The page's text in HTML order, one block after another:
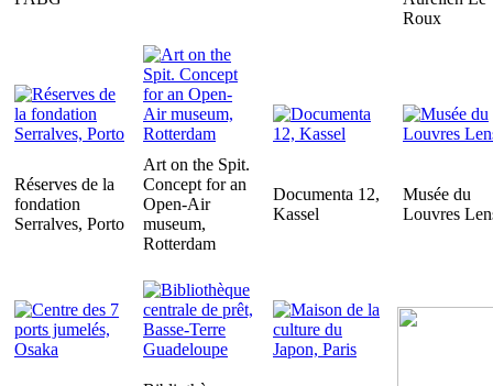
Roux
Réserves de la
fondation
Serralves, Porto
Art on the Spit.
Concept for an
Open-Air
museum,
Rotterdam
Documenta 12,
Kassel
Musée du
Louvres